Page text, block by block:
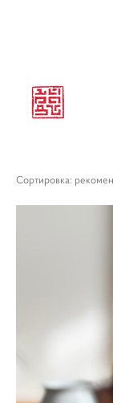
Сортировка: